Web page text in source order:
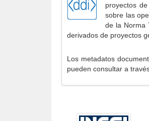
proyectos
sobre las
de la Norma
derivados de proyectos
Los metadatos
pueden consultar a